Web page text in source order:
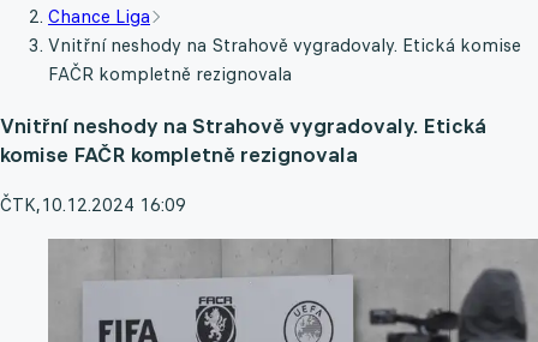
Chance Liga
Vnitřní neshody na Strahově vygradovaly. Etická komise
FAČR kompletně rezignovala
Vnitřní neshody na Strahově vygradovaly. Etická
komise FAČR kompletně rezignovala
ČTK,10.12.2024 16:09